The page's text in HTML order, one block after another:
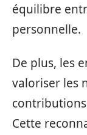
équilibre
personnelle.
De plus, les
valoriser les
Cette